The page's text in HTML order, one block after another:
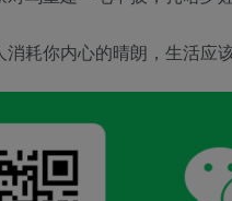
消耗你内心的晴朗，生活应